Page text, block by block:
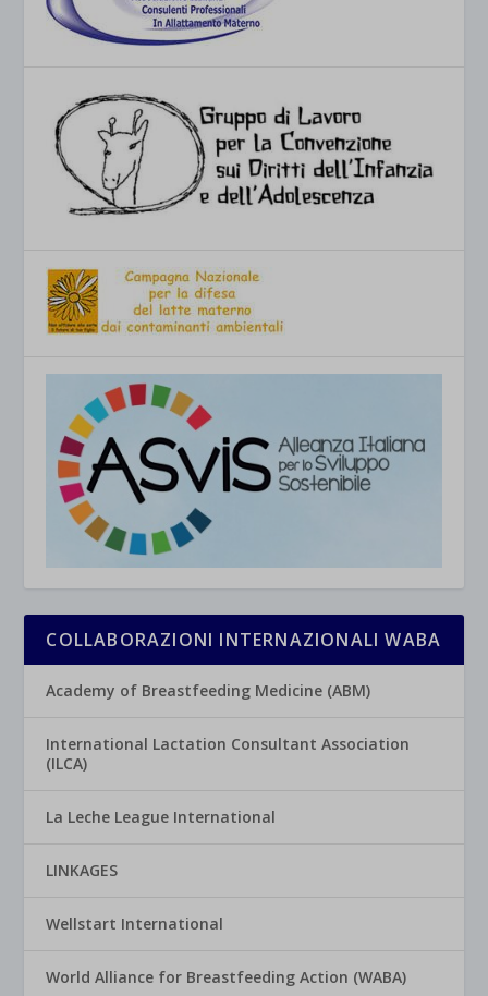
COLLABORAZIONI INTERNAZIONALI WABA
Academy of Breastfeeding Medicine (ABM)
International Lactation Consultant Association
(ILCA)
La Leche League International
LINKAGES
Wellstart International
World Alliance for Breastfeeding Action (WABA)